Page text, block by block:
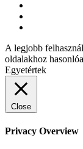
A legjobb
oldalakhoz
Egyetértek
Close
Privacy Overview